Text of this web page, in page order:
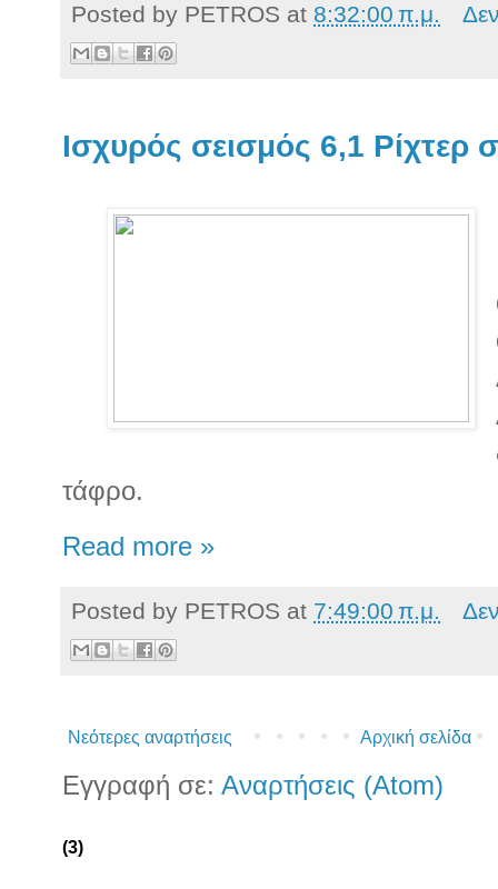
Posted by PETROS at 8:32:00 π.μ.
Ισχυρός σεισμός 6,1 Ρίχτερ
τάφρο.
Read more »
Posted by PETROS at 7:49:00 π.μ.
Νεότερες αναρτήσεις Αρχική σελίδα
Εγγραφή σε: Αναρτήσεις (Atom)
(3)